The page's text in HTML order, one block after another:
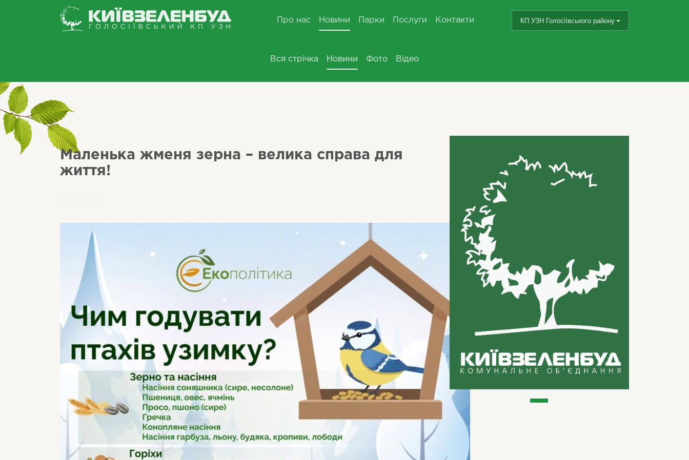
Про нас Новини Парки Послуги Контакти КП УЗН Голосіївського району
Вся стрічка Новини Фото Відео
Маленька жменя зерна – велика справа для
життя!